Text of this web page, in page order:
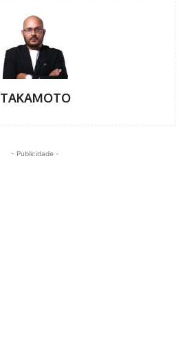
TAKAMOTO
- Publicidade -